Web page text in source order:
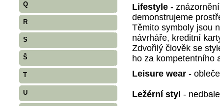
Q
R
S
Š
T
U
Lifestyle -
demonstrujeme
Těmito symboly jsou
návrháře, kreditní
Zdvořilý člověk se
ho za kompetentního
Leisure wear -
Ležérní styl -